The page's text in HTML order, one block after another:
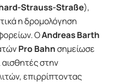
Strauss-Straße),
η δρομολόγηση
ΟAndreas Barth
Pro Bahnσημείωσε
αισθητές στην
επιρρίπτοντας